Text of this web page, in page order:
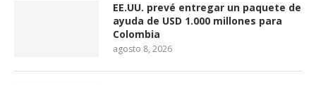
EE.UU. prevé entregar un paquete de
ayuda de USD 1.000 millones para
Colombia
agosto 8, 2026